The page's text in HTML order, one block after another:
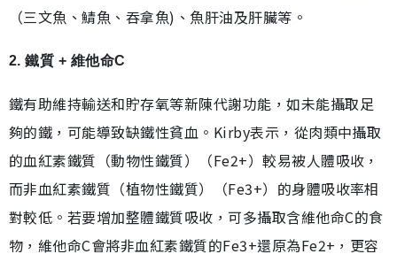
（三文魚、鯖魚、吞拿魚)、魚肝油及肝臟等。
2. 鐵質 + 維他命C
鐵有助維持輸送和貯存氧等新陳代謝功能，如未能攝取足
夠的鐵，可能導致缺鐵性貧血。Kirby表示，從肉類中攝取
的血紅素鐵質（動物性鐵質）（Fe2+）較易被人體吸收，
而非血紅素鐵質（植物性鐵質）（Fe3+）的身體吸收率相
對較低。若要增加整體鐵質吸收，可多攝取含維他命C的食
物，維他命C會將非血紅素鐵質的Fe3+還原為Fe2+，更容